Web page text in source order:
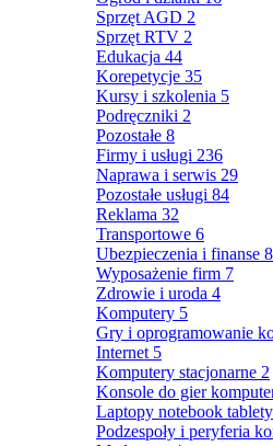
Sprzęt AGD 2
Sprzęt RTV 2
Edukacja 44
Korepetycje 35
Kursy i szkolenia 5
Podręczniki 2
Pozostałe 8
Firmy i usługi 236
Naprawa i serwis 29
Pozostałe usługi 84
Reklama 32
Transportowe 6
Ubezpieczenia i finanse
Wyposażenie firm 7
Zdrowie i uroda 4
Komputery 5
Gry i oprogramowanie
Internet 5
Komputery stacjonarne 2
Konsole do gier
Laptopy notebook tablety
Podzespoły i peryferia